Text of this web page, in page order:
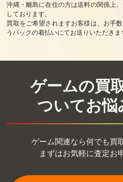
沖縄・離島に在住の方は送料の関係上
しております。
買取をご希望されますお客様は、お手
うパックの着払いにてお送りいただきま
ゲームの買
ついてお悩
ゲーム関連なら何でも買
まずはお気軽に査定お